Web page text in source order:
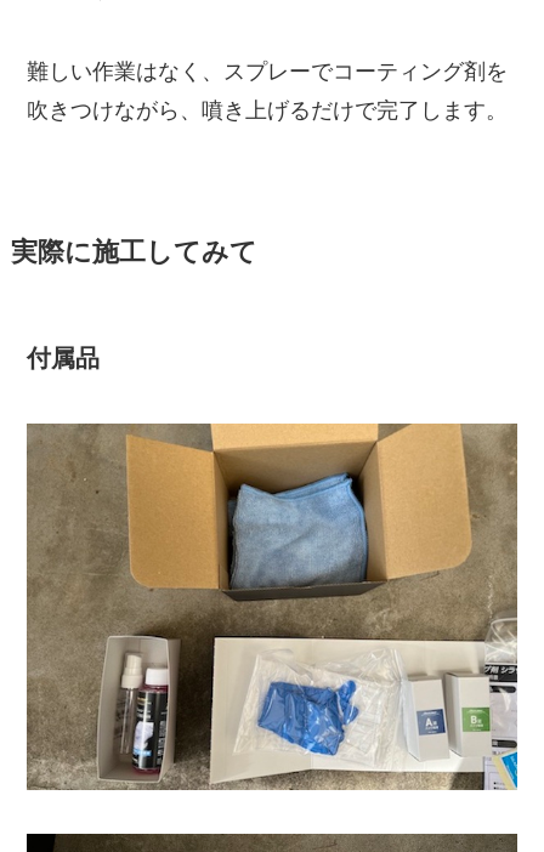
難しい作業はなく、スプレーでコーティング剤を
吹きつけながら、噴き上げるだけで完了します。
実際に施工してみて
付属品